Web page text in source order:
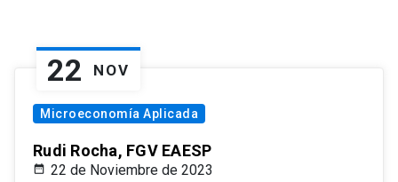
22 NOV
Microeconomía Aplicada
Rudi Rocha, FGV EAESP
22 de Noviembre de 2023